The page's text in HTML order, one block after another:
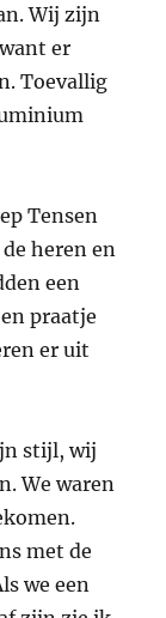
Wij zijn
er
Toevallig
Tensen
heren en
een
praatje
er uit
stijl, wij
We waren
met de
we een